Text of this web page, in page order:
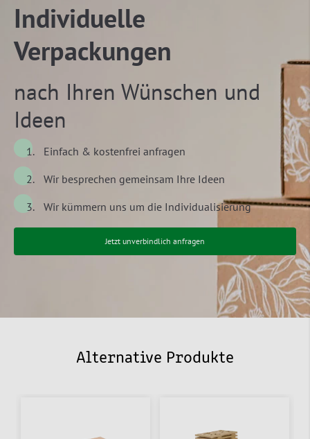
Individuelle
Verpackungen
nach Ihren Wünschen und
Ideen
Einfach & kostenfrei anfragen
Wir besprechen gemeinsam Ihre Ideen
Wir kümmern uns um die Individualisierung
Jetzt unverbindlich anfragen
Alternative Produkte